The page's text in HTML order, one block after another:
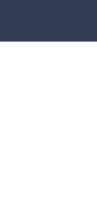
content